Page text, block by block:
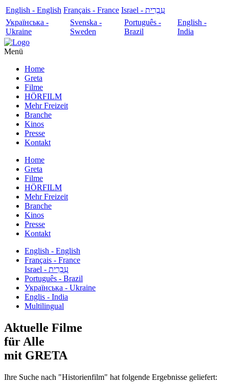
English - English Français - France
עִבְרִית - Israel
Українська -
Ukraine
Svenska -
Sweden
Português -
Brazil
English -
India
Menü
Home
Greta
Filme
HÖRFILM
Mehr Freizeit
Branche
Kinos
Presse
Kontakt
Home
Greta
Filme
HÖRFILM
Mehr Freizeit
Branche
Kinos
Presse
Kontakt
English - English
Français - France
עִבְרִית - Israel
Português - Brazil
Українська - Ukraine
Englis - India
Multilingual
Aktuelle Filme
für Alle
mit GRETA
Ihre Suche nach "Historienfilm" hat folgende Ergebnisse geliefert: